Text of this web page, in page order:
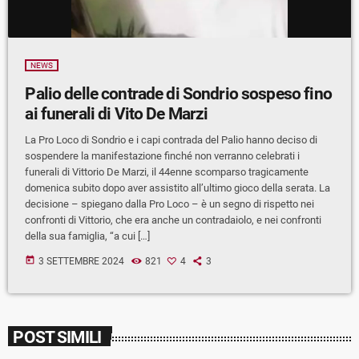
NEWS
Palio delle contrade di Sondrio sospeso fino
ai funerali di Vito De Marzi
La Pro Loco di Sondrio e i capi contrada del Palio hanno deciso di
sospendere la manifestazione finché non verranno celebrati i
funerali di Vittorio De Marzi, il 44enne scomparso tragicamente
domenica subito dopo aver assistito all’ultimo gioco della serata. La
decisione – spiegano dalla Pro Loco – è un segno di rispetto nei
confronti di Vittorio, che era anche un contradaiolo, e nei confronti
della sua famiglia, “a cui […]
today 3 SETTEMBRE 2024 821 4 3
POST SIMILI